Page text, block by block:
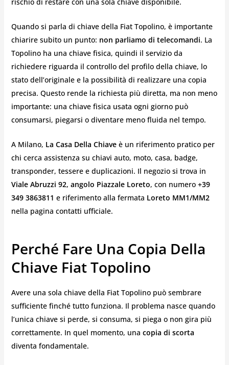
Quando si parla di chiave della Fiat Topolino, è importante
chiarire subito un punto: non parliamo di telecomandi. La
Topolino ha una chiave fisica, quindi il servizio da
richiedere riguarda il controllo del profilo della chiave, lo
stato dell’originale e la possibilità di realizzare una copia
precisa. Questo rende la richiesta più diretta, ma non meno
importante: una chiave fisica usata ogni giorno può
consumarsi, piegarsi o diventare meno fluida nel tempo.
A Milano, La Casa Della Chiaveè un riferimento pratico per
chi cerca assistenza su chiavi auto, moto, casa, badge,
transponder, tessere e duplicazioni. Il negozio si trova in
Viale Abruzzi 92, angolo Piazzale Loreto, con numero +39
349 3863811 e riferimento alla fermata Loreto MM1/MM2
nella pagina contatti ufficiale.
Perché Fare Una Copia Della
Chiave Fiat Topolino
Avere una sola chiave della Fiat Topolino può sembrare
sufficiente finché tutto funziona. Il problema nasce quando
l’unica chiave si perde, si consuma, si piega o non gira più
correttamente. In quel momento, una copia di scorta
diventa fondamentale.